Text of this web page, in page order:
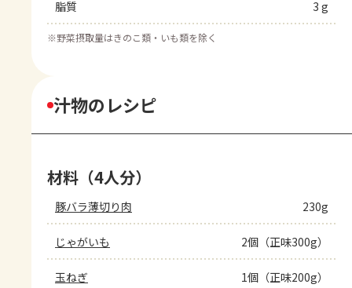
脂質 3 g
※野菜摂取量はきのこ類・いも類を除く
汁物のレシピ
材料（4人分）
豚バラ薄切り肉 230g
じゃがいも 2個（正味300g）
玉ねぎ 1個（正味200g）